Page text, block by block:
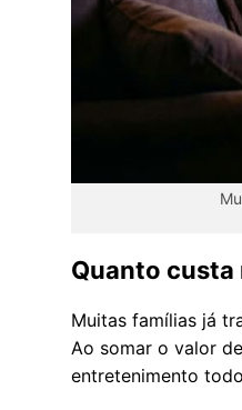
Quanto custa
Muitas famílias já
Ao somar o valor
entretenimento